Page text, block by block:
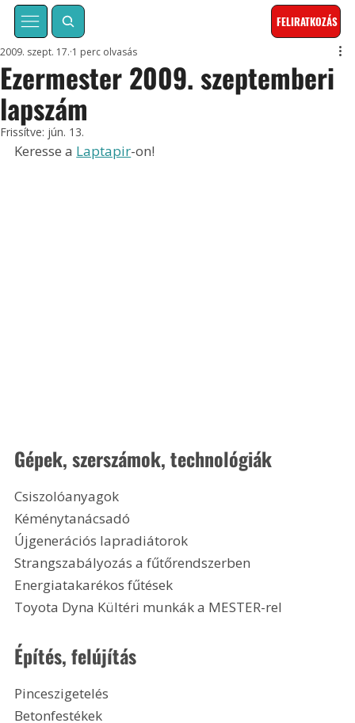
FELIRATKOZÁS
Ezermester 2009. szeptemberi
lapszám
2009. szept. 17. 1 perc olvasás
Frissítve: jún. 13.
Keresse a Laptapir-on!
Gépek, szerszámok, technológiák
Csiszolóanyagok
Kéménytanácsadó
Újgenerációs lapradiátorok
Strangszabályozás a fűtőrendszerben
Energiatakarékos fűtések
Toyota Dyna Kültéri munkák a MESTER-rel
Építés, felújítás
Pinceszigetelés
Betonfestékek